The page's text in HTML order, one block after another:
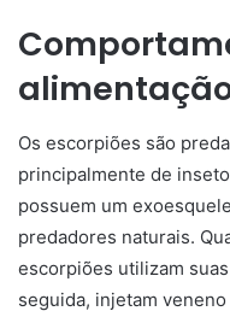
Os escorpiões são
principalmente de
possuem um
predadores naturais.
escorpiões utilizam
seguida, injetam